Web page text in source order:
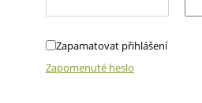
Zapamatovat přihlášení
Zapomenuté heslo